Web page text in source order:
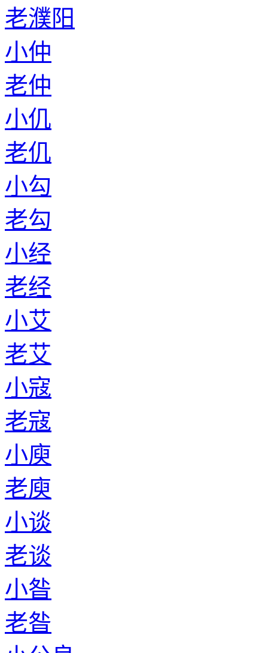
老濮阳
小仲
老仲
小仉
老仉
小勾
老勾
小经
老经
小艾
老艾
小寇
老寇
小庾
老庾
小谈
老谈
小昝
老昝